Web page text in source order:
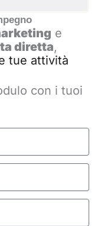
e
diretta,
tue attività
con i tuoi